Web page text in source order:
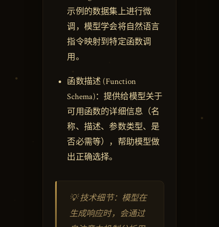
示例的数据集上进行微
调，模型学会将自然语言
指令映射到特定函数调
用。
函数描述 (Function
Schema)：提供给模型关于
可用函数的详细信息（名
称、描述、参数类型、是
否必需等），帮助模型做
出正确选择。
💡 技术细节：模型在
生成响应时，会通过